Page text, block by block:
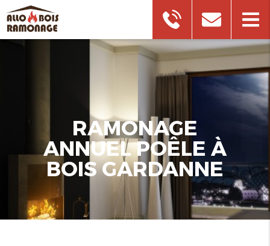
RAMONAGE
ANNUEL POÊLE À
BOIS GARDANNE